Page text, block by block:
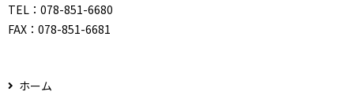
TEL： 078-851-6680
FAX： 078-851-6681
ホーム